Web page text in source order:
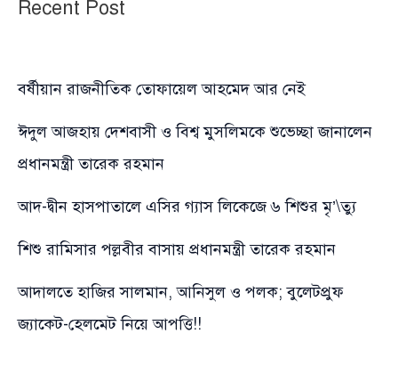
Recent Post
বর্ষীয়ান রাজনীতিক তোফায়েল আহমেদ আর নেই
ঈদুল আজহায় দেশবাসী ও বিশ্ব মুসলিমকে শুভেচ্ছা জানালেন
প্রধানমন্ত্রী তারেক রহমান
আদ-দ্বীন হাসপাতালে এসির গ্যাস লিকেজে ৬ শিশুর মৃ’\ত্যু
শিশু রামিসার পল্লবীর বাসায় প্রধানমন্ত্রী তারেক রহমান
আদালতে হাজির সালমান, আনিসুল ও পলক; বুলেটপ্রুফ
জ্যাকেট-হেলমেট নিয়ে আপত্তি!!